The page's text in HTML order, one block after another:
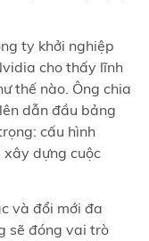
ty khởi nghiệp
cho thấy lĩnh
thế nào. Ông chia
dẫn đầu bảng
cấu hình
xây dựng cuộc
và đổi mới đa
sẽ đóng vai trò